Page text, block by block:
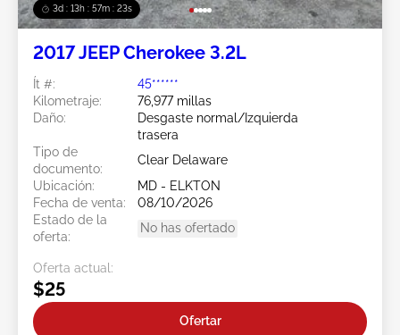
3d : 13h : 57m : 21s
2017 JEEP Cherokee 3.2L
Ít #:
45******
Kilometraje:
76,977 millas
Daño:
Desgaste normal/Izquierda
trasera
Tipo de
documento:
Clear Delaware
Ubicación:
MD - ELKTON
Fecha de venta:
08/10/2026
Estado de la
oferta:
No has ofertado
Oferta actual:
$25
Ofertar